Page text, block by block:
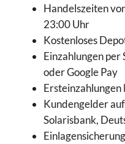
Handelszeiten
23:00 Uhr
Kostenloses
Einzahlungen
oder Google Pay
Ersteinzahlungen
Kundengelder
Solarisbank,